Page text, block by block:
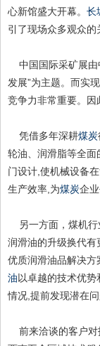
心新馆盛大开幕。 长
引了现场众多观众的
中国国际采矿展由
发展”为主题。而实现
竞争力非常重要。因
凭借多年深耕煤炭
轮油、润滑脂等全面
门设计,使机械设备
生产效率,为煤炭企
另一方面，煤机行
润滑油的升级换代
优质润滑油品解决
油以卓越的技术优
情况,提前发现潜在
前来洽谈的客户对